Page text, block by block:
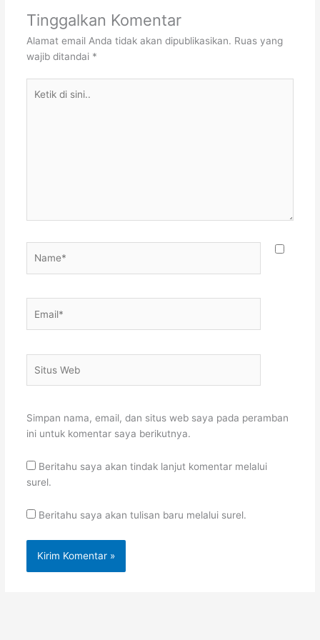
Tinggalkan Komentar
Alamat email Anda tidak akan dipublikasikan. Ruas yang
wajib ditandai *
Web
Simpan nama, email, dan situs web saya pada peramban
ini untuk komentar saya berikutnya.
Beritahu saya akan tindak lanjut komentar melalui
surel.
Beritahu saya akan tulisan baru melalui surel.